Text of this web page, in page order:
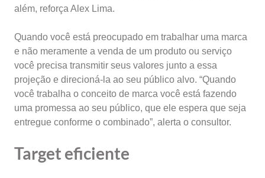
além, reforça Alex Lima.
Quando você está preocupado em trabalhar uma marca
e não meramente a venda de um produto ou serviço
você precisa transmitir seus valores junto a essa
projeção e direcioná-la ao seu público alvo. “Quando
você trabalha o conceito de marca você está fazendo
uma promessa ao seu público, que ele espera que seja
entregue conforme o combinado”, alerta o consultor.
Target eficiente